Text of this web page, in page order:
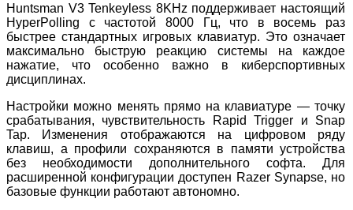
Huntsman V3 Tenkeyless 8KHz поддерживает настоящий
HyperPolling с частотой 8000 Гц, что в восемь раз
быстрее стандартных игровых клавиатур. Это означает
максимально быструю реакцию системы на каждое
нажатие, что особенно важно в киберспортивных
дисциплинах.
Настройки можно менять прямо на клавиатуре — точку
срабатывания, чувствительность Rapid Trigger и Snap
Tap. Изменения отображаются на цифровом ряду
клавиш, а профили сохраняются в памяти устройства
без необходимости дополнительного софта. Для
расширенной конфигурации доступен Razer Synapse, но
базовые функции работают автономно.